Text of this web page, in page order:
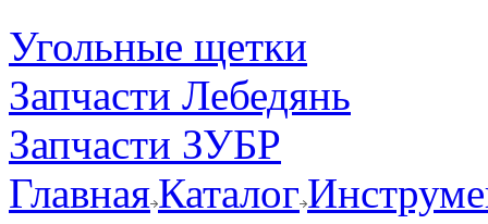
Угольные щетки
Запчасти Лебедянь
Запчасти ЗУБР
ГлавнаяКаталог